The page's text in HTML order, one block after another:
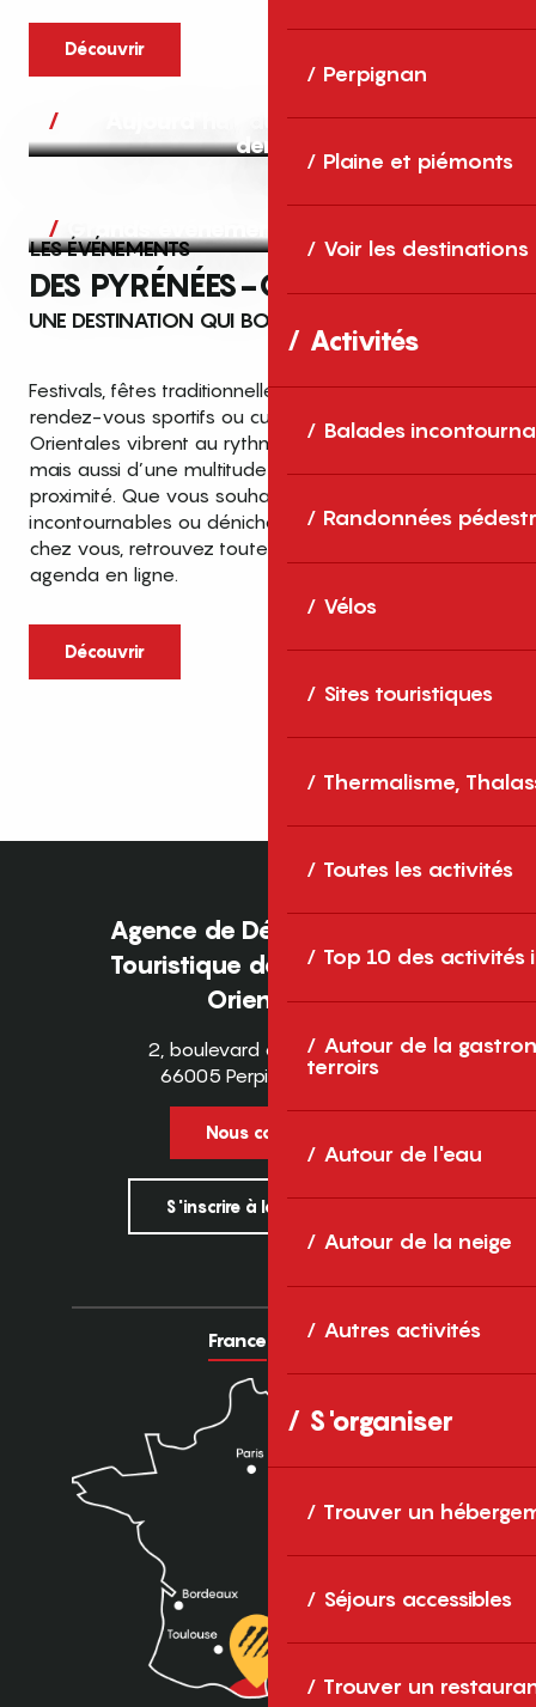
Perpignan
Plaine et piémonts
Voir les destinations
Activités
Balades
Randonnées
Vélos
Sites touristiques
Thermalisme,
Toutes les activités
Top 10 des activités
Autour de la
terroirs
Autour de l'eau
Autour de la neige
Autres activités
S'organiser
Trouver un
Séjours accessibles
Trouver un
Découvrir
Aujourd’hui, demain et après-
demain
Grands événements
LES ÉVÉNEMENTS
DES PYRÉNÉES-ORIENTALES
UNE DESTINATION QUI BOUGE TOUTE L’ANNÉE
Festivals, fêtes traditionnelles, concerts, expositions,
rendez-vous sportifs ou culturels… les Pyrénées-
Orientales vibrent au rythme de grands temps forts
mais aussi d’une multitude d’événements de
proximité. Que vous souhaitiez vivre les
incontournables ou dénicher des sorties près de
chez vous, retrouvez toutes les infos dans notre
agenda en ligne.
Découvrir
Top des événements et sorties
en famille
cet été dans les Pyrénées-Orientales
Entre mer Méditerranée, villages de
caractère et grands espaces naturels, les
Pyrénées-Orientales sont une destination
idéale pour partager des moments en
famille tout au long...
Agence de Développement
Touristique des Pyrénées-
Orientales
2, boulevard des Pyrénées
66005 Perpignan Cedex
Nous contacter
S'inscrire à la newsletter
France Europe